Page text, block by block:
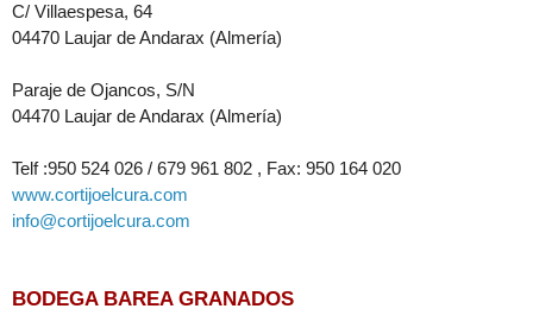
C/ Villaespesa, 64
04470 Laujar de Andarax (Almería)
Paraje de Ojancos, S/N
04470 Laujar de Andarax (Almería)
Telf :950 524 026 / 679 961 802 , Fax: 950 164 020
www.cortijoelcura.com
info@cortijoelcura.com
BODEGA BAREA GRANADOS